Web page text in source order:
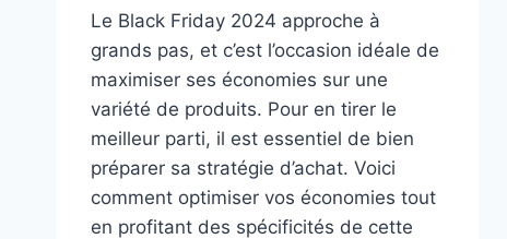
Le Black Friday 2024 approche à
grands pas, et c’est l’occasion idéale de
maximiser ses économies sur une
variété de produits. Pour en tirer le
meilleur parti, il est essentiel de bien
préparer sa stratégie d’achat. Voici
comment optimiser vos économies tout
en profitant des spécificités de cette